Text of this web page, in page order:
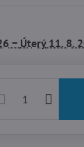
− Úterý11. 8.